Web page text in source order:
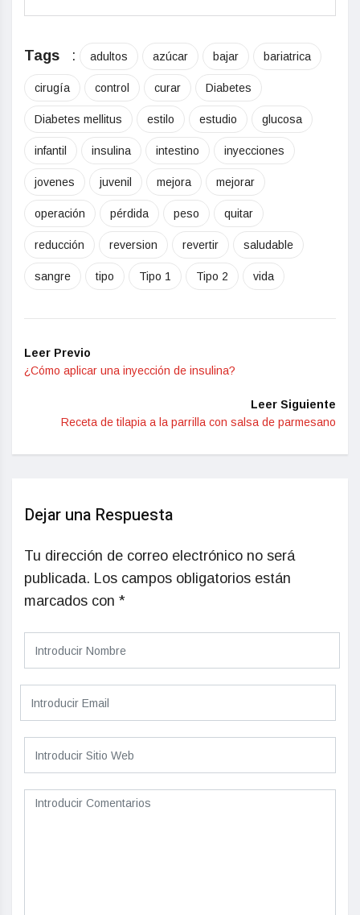
Tags : adultos azúcar bajar bariatrica
cirugía control curar Diabetes
Diabetes mellitus estilo estudio glucosa
infantil insulina intestino inyecciones
jovenes juvenil mejora mejorar
operación pérdida peso quitar
reducción reversion revertir saludable
sangre tipo Tipo 1 Tipo 2 vida
Leer Previo
¿Cómo aplicar una inyección de insulina?
Leer Siguiente
Receta de tilapia a la parrilla con salsa de parmesano
Dejar una Respuesta
Tu dirección de correo electrónico no será
publicada. Los campos obligatorios están
marcados con *